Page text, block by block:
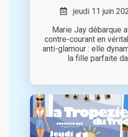
jeudi 11 juin
Marie Jay débarque
contre-courant en
anti-glamour : elle
la fille parfaite